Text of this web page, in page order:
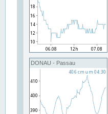
DONAU - Passau